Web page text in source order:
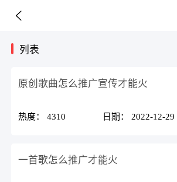
列表
原创歌曲怎么推广宣传才能火
热度： 4310 日期： 2022-12-29
一首歌怎么推广才能火